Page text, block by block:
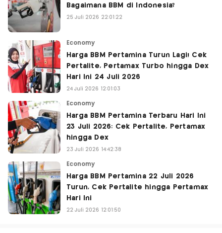
Bagaimana BBM di Indonesia?
25 Juli 2026 22:01:22
Economy
Harga BBM Pertamina Turun Lagi! Cek
Pertalite, Pertamax Turbo hingga Dex
Hari Ini 24 Juli 2026
24 Juli 2026 12:01:03
Economy
Harga BBM Pertamina Terbaru Hari Ini
23 Juli 2026: Cek Pertalite, Pertamax
hingga Dex
23 Juli 2026 14:42:38
Economy
Harga BBM Pertamina 22 Juli 2026
Turun, Cek Pertalite hingga Pertamax
Hari Ini
22 Juli 2026 12:01:50